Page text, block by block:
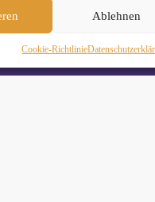
Ablehnen
Cookie-Richtlinie